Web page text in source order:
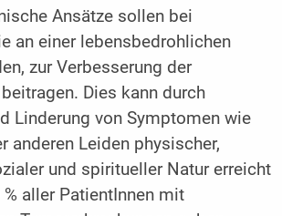
Ansätze sollen bei
an einer lebensbedrohlichen
zur Verbesserung der
Dies kann durch
Linderung von Symptomen wie
anderen Leiden physischer,
und spiritueller Natur erreicht
aller PatientInnen mit